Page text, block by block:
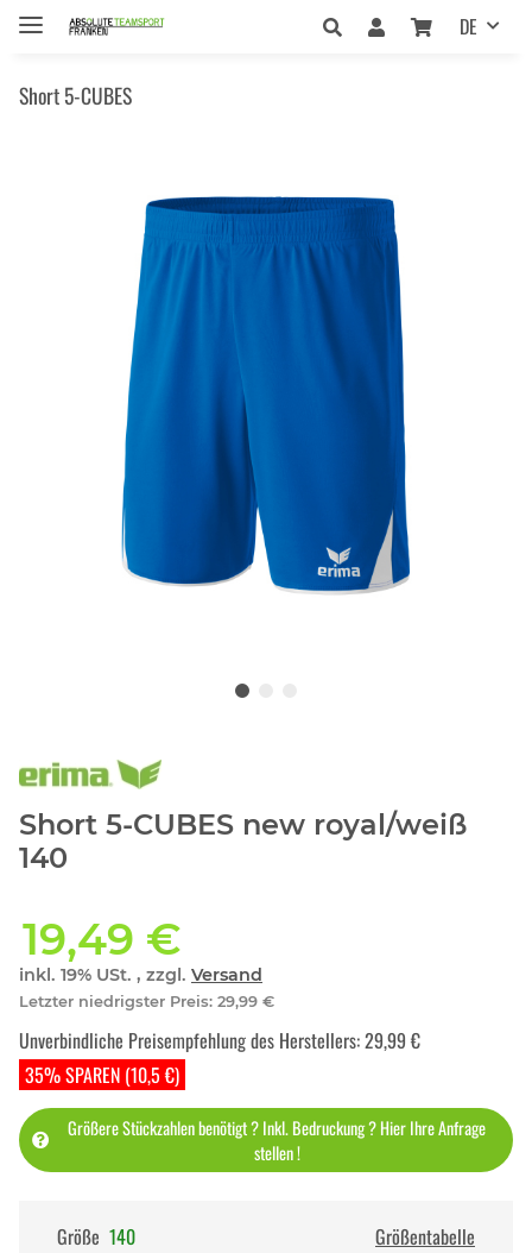
DE
Short 5-CUBES
Short 5-CUBES new royal/weiß
140
19,49 €
inkl. 19% USt. , zzgl. Versand
Letzter niedrigster Preis: 29,99 €
35% SPAREN (10,5 €)
Unverbindliche Preisempfehlung des Herstellers:29,99 €
Größere Stückzahlen benötigt ? Inkl. Bedruckung ? Hier Ihre Anfrage
stellen !
Größe 140
Größentabelle